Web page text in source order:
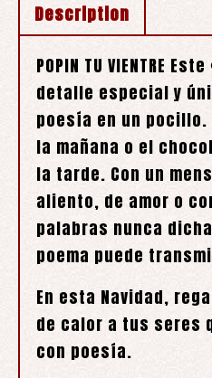
Description
POPIN TU VIENTRE
detalle especial y
poesía en un
la mañana o el
la tarde. Con un
aliento, de amor o
palabras nunca
poema puede
En esta Navidad,
de calor a tus seres
con poesía.